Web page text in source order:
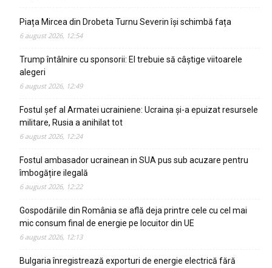
Piața Mircea din Drobeta Turnu Severin își schimbă fața
6 august 2026, 12:54
Trump întâlnire cu sponsorii: El trebuie să câștige viitoarele
alegeri
6 august 2026, 12:49
Fostul șef al Armatei ucrainiene: Ucraina și-a epuizat resursele
militare, Rusia a anihilat tot
6 august 2026, 12:24
Fostul ambasador ucrainean in SUA pus sub acuzare pentru
îmbogățire ilegală
6 august 2026, 12:22
Gospodăriile din România se află deja printre cele cu cel mai
mic consum final de energie pe locuitor din UE
6 august 2026, 12:13
Bulgaria înregistrează exporturi de energie electrică fără